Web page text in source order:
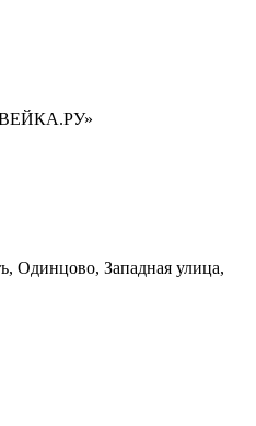
Одинцово, Западная улица,